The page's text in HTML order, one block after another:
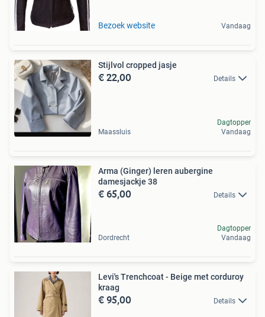
Bezoek website Vandaag
Stijlvol cropped jasje
€ 22,00 Details
Maassluis
Dagtopper
Vandaag
Arma (Ginger) leren aubergine
damesjackje 38
€ 65,00 Details
Dordrecht
Dagtopper
Vandaag
Levi's Trenchcoat - Beige met corduroy
kraag
€ 95,00 Details